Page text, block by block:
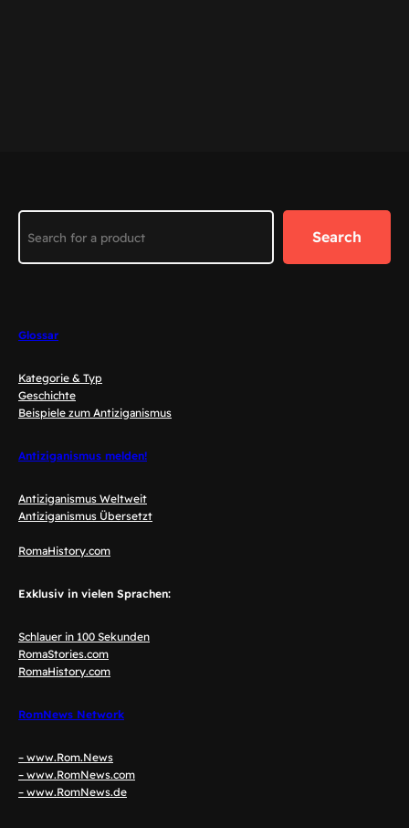
Search
Glossar
Kategorie & Typ
Geschichte
Beispiele zum Antiziganismus
Antiziganismus melden!
Antiziganismus Weltweit
Antiziganismus Übersetzt
RomaHistory.com
Exklusiv in vielen Sprachen:
Schlauer in 100 Sekunden
RomaStories.com
RomaHistory.com
RomNews Network
– www.Rom.News
– www.RomNews.com
– www.RomNews.de